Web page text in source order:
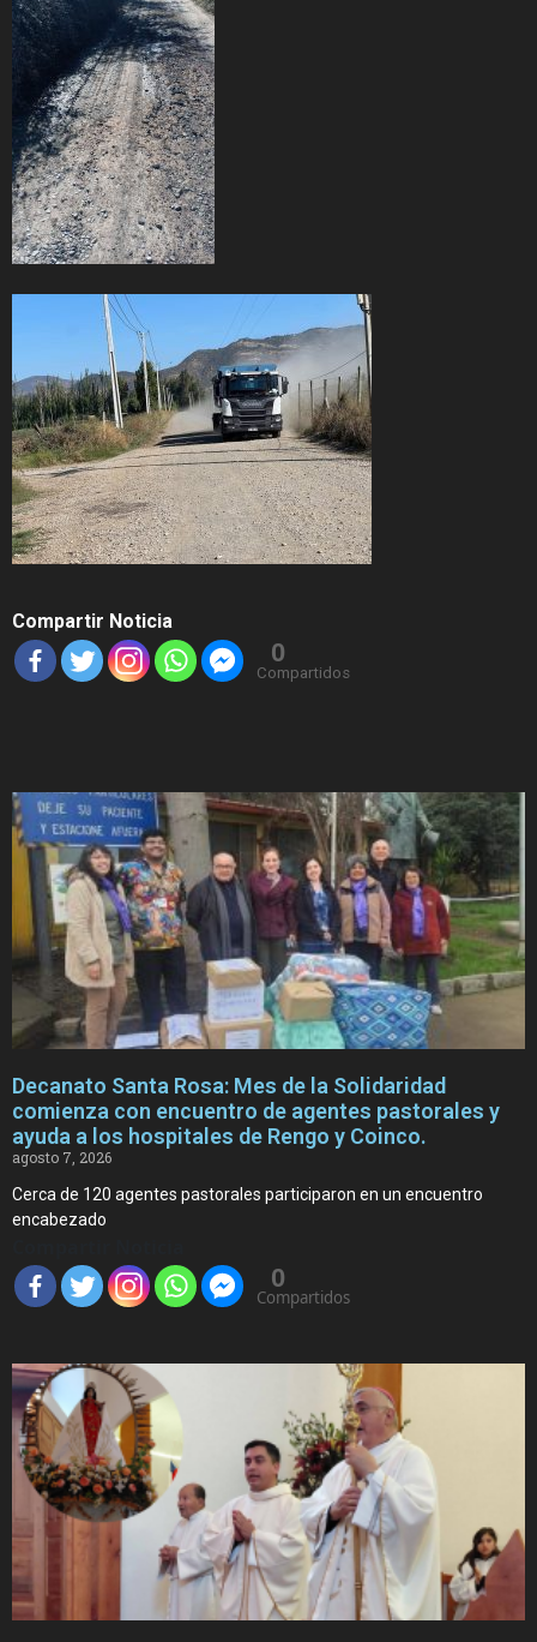
Compartir Noticia
0
Compartidos
Decanato Santa Rosa: Mes de la Solidaridad
comienza con encuentro de agentes pastorales y
ayuda a los hospitales de Rengo y Coinco.
agosto 7, 2026
Cerca de 120 agentes pastorales participaron en un encuentro
encabezado
0
Compartidos